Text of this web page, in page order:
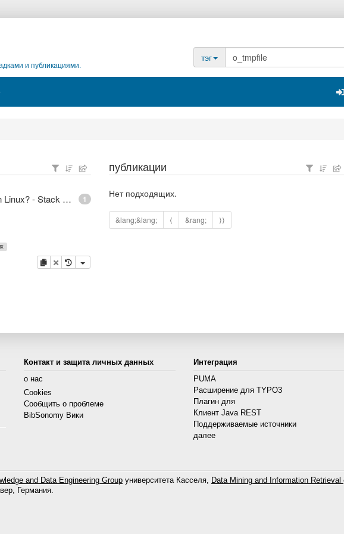
и публикациями.
тэг
1
epoll - What is an anonymous inode in Linux? - Stack Overflow
копировать
удалить
публикации
Нет подходящих.
&lang;&lang; ⟨ &rang; ⟩⟩
Контакт и защита личных данных
о нас
Cookies
Сообщить о проблеме
BibSonomy Вики
Интеграция
PUMA
Расширение для TYPO3
Плагин для
Клиент Java REST
Поддерживаемые источники
далее
and Data Engineering Group университета Касселя, Data Mining and Information Retrieval
Германия.